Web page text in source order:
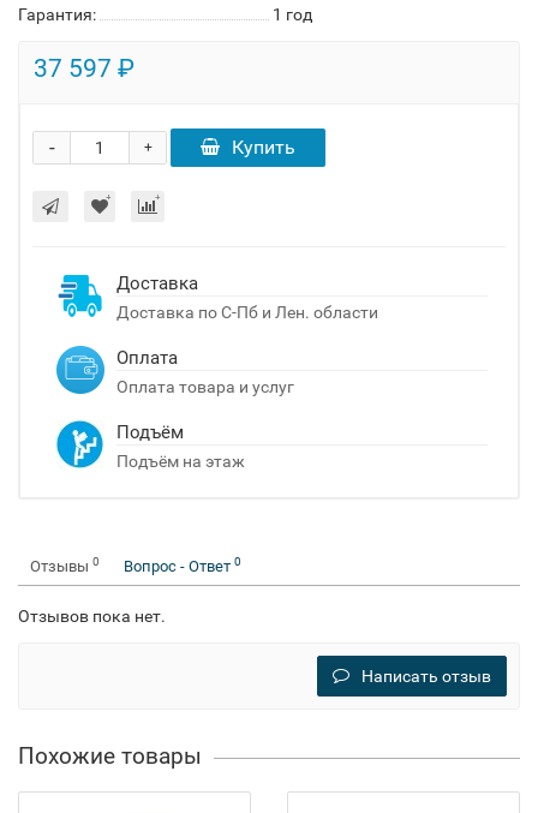
Гарантия:
1 год
37 597 ₽
+
- Купить
Доставка
Доставка по С-Пб и Лен. области
Оплата
Оплата товара и услуг
Подъём
Подъём на этаж
Отзывы 0 Вопрос - Ответ 0
Отзывов пока нет.
Написать отзыв
Похожие товары